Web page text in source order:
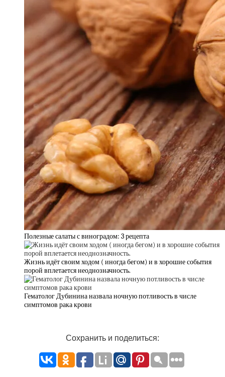
Полезные салаты с виноградом: 3 рецепта
Жизнь идёт своим ходом ( иногда бегом) и в хорошие события
порой вплетается неоднозначность.
Гематолог Дубинина назвала ночную потливость в числе
симптомов рака крови
Сохранить и поделиться: